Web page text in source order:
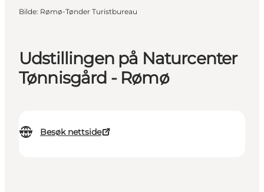
Udstillingen på Naturcenter
Tønnisgård - Rømø
Besøk nettside
Bilde: Rømø-Tønder Turistbureau